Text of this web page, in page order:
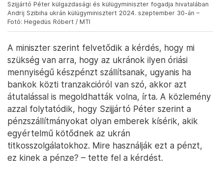
Szijjártó Péter külgazdasági és külügyminiszter fogadja hivatalában
Andrij Szibiha ukrán külügyminisztert 2024. szeptember 30-án –
Fotó: Hegedüs Róbert / MTI
A miniszter szerint felvetődik a kérdés, hogy mi
szükség van arra, hogy az ukránok ilyen óriási
mennyiségű készpénzt szállítsanak, ugyanis ha
bankok közti tranzakcióról van szó, akkor azt
átutalással is megoldhatták volna, írta. A közlemény
azzal folytatódik, hogy Szijjártó Péter szerint a
pénzszállítmányokat olyan emberek kísérik, akik
egyértelmű kötődnek az ukrán
titkosszolgálatokhoz. Mire használják ezt a pénzt,
ez kinek a pénze? – tette fel a kérdést.